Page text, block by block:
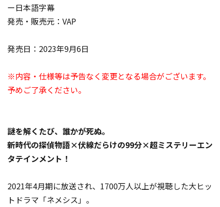
ー日本語字幕
発売・販売元：VAP
発売日：2023年9月6日
※内容・仕様等は予告なく変更となる場合がございます。
予めご了承ください。
謎を解くたび、誰かが死ぬ。
新時代の探偵物語×伏線だらけの99分×超ミステリーエン
タテインメント！
2021年4月期に放送され、1700万人以上が視聴した大ヒッ
トドラマ「ネメシス」。